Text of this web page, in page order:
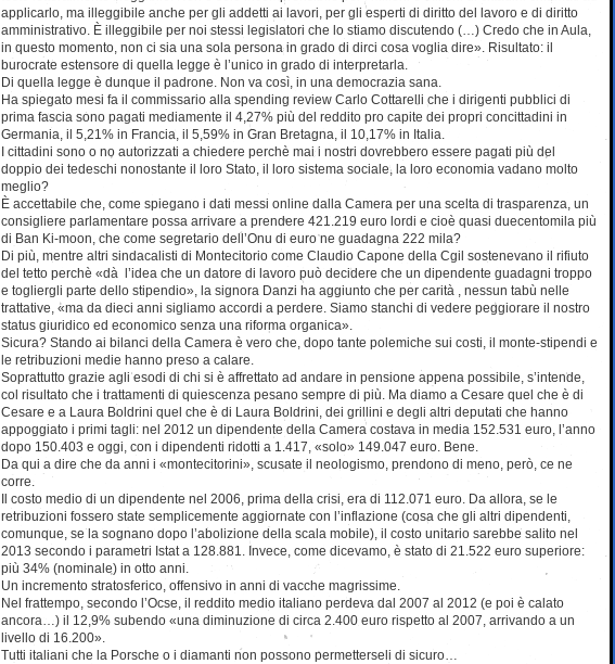
applicarlo, ma illeggibile anche per gli addetti ai lavori, per gli esperti di diritto del lavoro e di diritto
amministrativo. È illeggibile per noi stessi legislatori che lo stiamo discutendo (…) Credo che in Aula,
in questo momento, non ci sia una sola persona in grado di dirci cosa voglia dire». Risultato: il
burocrate estensore di quella legge è l’unico in grado di interpretarla.
Di quella legge è dunque il padrone. Non va così, in una democrazia sana.
Ha spiegato mesi fa il commissario alla spending review Carlo Cottarelli che i dirigenti pubblici di
prima fascia sono pagati mediamente il 4,27% più del reddito pro capite dei propri concittadini in
Germania, il 5,21% in Francia, il 5,59% in Gran Bretagna, il 10,17% in Italia.
I cittadini sono o no autorizzati a chiedere perchè mai i nostri dovrebbero essere pagati più del
doppio dei tedeschi nonostante il loro Stato, il loro sistema sociale, la loro economia vadano molto
meglio?
È accettabile che, come spiegano i dati messi online dalla Camera per una scelta di trasparenza, un
consigliere parlamentare possa arrivare a prendere 421.219 euro lordi e cioè quasi duecentomila più
di Ban Ki-moon, che come segretario dell’Onu di euro ne guadagna 222 mila?
Di più, mentre altri sindacalisti di Montecitorio come Claudio Capone della Cgil sostenevano il rifiuto
del tetto perchè «dà l’idea che un datore di lavoro può decidere che un dipendente guadagni troppo
e togliergli parte dello stipendio», la signora Danzi ha aggiunto che per carità , nessun tabù nelle
trattative, «ma da dieci anni sigliamo accordi a perdere. Siamo stanchi di vedere peggiorare il nostro
status giuridico ed economico senza una riforma organica».
Sicura? Stando ai bilanci della Camera è vero che, dopo tante polemiche sui costi, il monte-stipendi e
le retribuzioni medie hanno preso a calare.
Soprattutto grazie agli esodi di chi si è affrettato ad andare in pensione appena possibile, s’intende,
col risultato che i trattamenti di quiescenza pesano sempre di più. Ma diamo a Cesare quel che è di
Cesare e a Laura Boldrini quel che è di Laura Boldrini, dei grillini e degli altri deputati che hanno
appoggiato i primi tagli: nel 2012 un dipendente della Camera costava in media 152.531 euro, l’anno
dopo 150.403 e oggi, con i dipendenti ridotti a 1.417, «solo» 149.047 euro. Bene.
Da qui a dire che da anni i «montecitorini», scusate il neologismo, prendono di meno, però, ce ne
corre.
Il costo medio di un dipendente nel 2006, prima della crisi, era di 112.071 euro. Da allora, se le
retribuzioni fossero state semplicemente aggiornate con l’inflazione (cosa che gli altri dipendenti,
comunque, se la sognano dopo l’abolizione della scala mobile), il costo unitario sarebbe salito nel
2013 secondo i parametri Istat a 128.881. Invece, come dicevamo, è stato di 21.522 euro superiore:
più 34% (nominale) in otto anni.
Un incremento stratosferico, offensivo in anni di vacche magrissime.
Nel frattempo, secondo l’Ocse, il reddito medio italiano perdeva dal 2007 al 2012 (e poi è calato
ancora…) il 12,9% subendo «una diminuzione di circa 2.400 euro rispetto al 2007, arrivando a un
livello di 16.200».
Tutti italiani che la Porsche o i diamanti non possono permetterseli di sicuro…